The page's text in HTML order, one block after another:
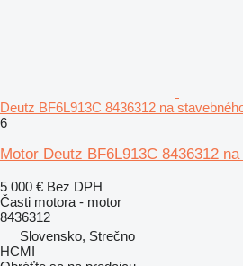
Deutz BF6L913C 8436312 na
6
Motor Deutz BF6L913C 8436312
5 000 € Bez DPH
Časti motora - motor
8436312
Slovensko, Strečno
HCMI